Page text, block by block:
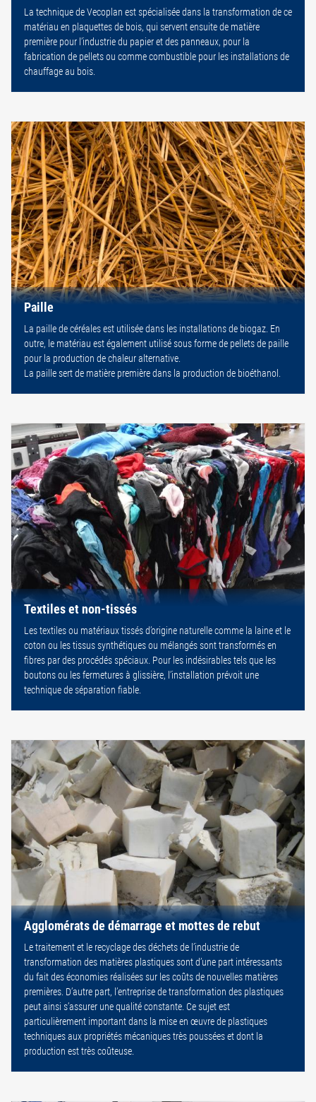
La technique de Vecoplan est spécialisée dans la transformation de ce
matériau en plaquettes de bois, qui servent ensuite de matière
première pour l’industrie du papier et des panneaux, pour la
fabrication de pellets ou comme combustible pour les installations de
chauffage au bois.
Paille
La paille de céréales est utilisée dans les installations de biogaz. En
outre, le matériau est également utilisé sous forme de pellets de paille
pour la production de chaleur alternative.
La paille sert de matière première dans la production de bioéthanol.
Textiles et non-tissés
Les textiles ou matériaux tissés d’origine naturelle comme la laine et le
coton ou les tissus synthétiques ou mélangés sont transformés en
fibres par des procédés spéciaux. Pour les indésirables tels que les
boutons ou les fermetures à glissière, l’installation prévoit une
technique de séparation fiable.
Agglomérats de démarrage et mottes de rebut
Le traitement et le recyclage des déchets de l’industrie de
transformation des matières plastiques sont d’une part intéressants
du fait des économies réalisées sur les coûts de nouvelles matières
premières. D’autre part, l’entreprise de transformation des plastiques
peut ainsi s’assurer une qualité constante. Ce sujet est
particulièrement important dans la mise en œuvre de plastiques
techniques aux propriétés mécaniques très poussées et dont la
production est très coûteuse.